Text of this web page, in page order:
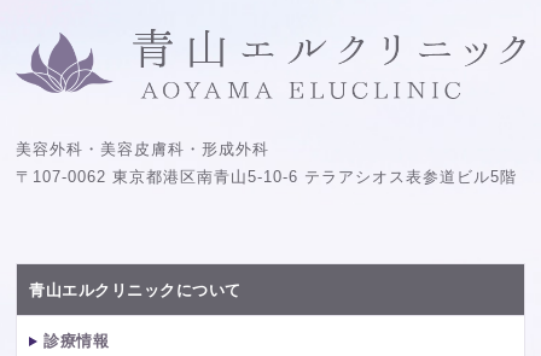
美容外科・美容皮膚科・形成外科
〒107-0062 東京都港区南青山5-10-6 テラアシオス表参道ビル5階
青山エルクリニックについて
診療情報